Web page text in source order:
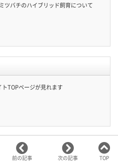
ツバチのハイブリッド飼育について
トTOPページが見れます
前の記事 次の記事 TOP